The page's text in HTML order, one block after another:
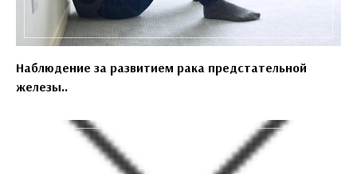
Наблюдение за развитием рака предстательной
железы..